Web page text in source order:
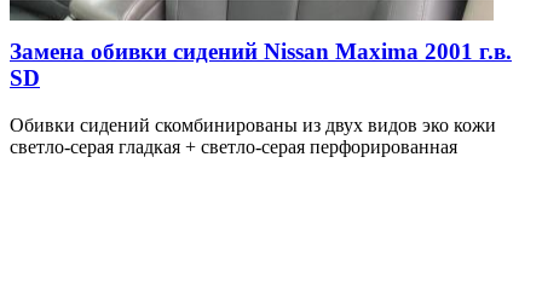
Замена обивки сидений Nissan Maxima 2001 г.в.
SD
Обивки сидений скомбинированы из двух видов эко кожи
светло-серая гладкая + светло-серая перфорированная